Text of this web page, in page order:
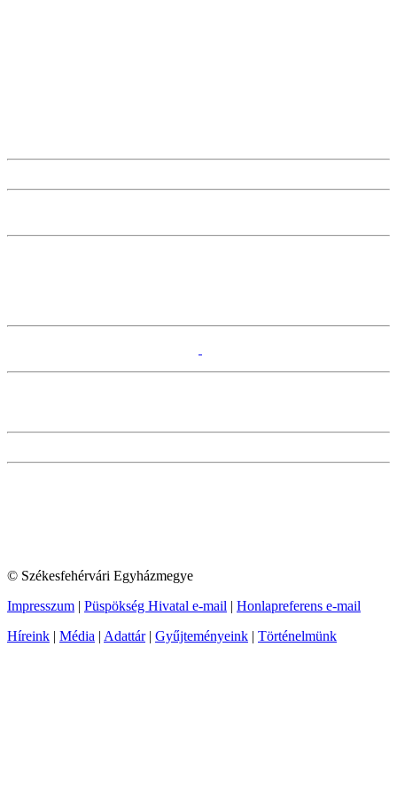
© Székesfehérvári Egyházmegye
Impresszum | Püspökség Hivatal e-mail | Honlapreferens e-mail
Híreink | Média | Adattár| Gyűjteményeink | Történelmünk